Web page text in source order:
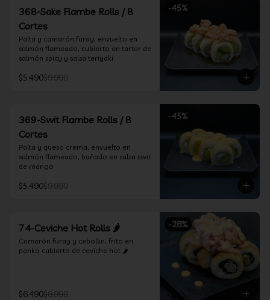
-45%
368-Sake Flambe Rolls / 8
Cortes
Palta y camarón furay, envuelto en
salmón flameado, cubierto en tartar de
salmón spicy y salsa teriyaki
$5.490$9.990
-45%
369-Swit Flambe Rolls / 8
Cortes
Palta y queso crema, envuelto en
salmón flameado, bañado en salsa swit
de mango
$5.490$9.990
-28%
74-Ceviche Hot Rolls 🌶️
Camarón furay y cebollin, frito en
panko cubierto de ceviche hot 🌶️
$6.490$8.990